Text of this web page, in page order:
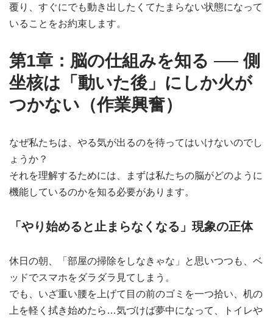
覆り、すぐにでも動き出したくてたまらない状態になって
いることをお約束します。
第1章：脳の仕組みを知る ── 側
坐核は「動いた後」にしか火が
つかない（作業興奮）
なぜ私たちは、やる気が出るのを待ってはいけないのでし
ょうか？
それを理解するためには、まずは私たちの脳がどのように
機能しているのかを知る必要があります。
「やり始めると止まらなくなる」現象の正体
休日の朝、「部屋の掃除をしなきゃな」と思いつつも、ベ
ッドでスマホをダラダラ見てしまう。
でも、いざ重い腰を上げて目の前のゴミを一つ拾い、机の
上を軽く拭き始めたら…気づけば夢中になって、トイレや